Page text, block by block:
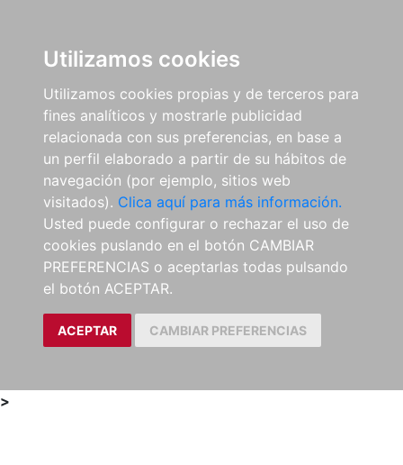
Utilizamos cookies
Utilizamos cookies propias y de terceros para
fines analíticos y mostrarle publicidad
relacionada con sus preferencias, en base a
un perfil elaborado a partir de su hábitos de
navegación (por ejemplo, sitios web
visitados). Clica aquí para más información.
Usted puede configurar o rechazar el uso de
cookies puslando en el botón CAMBIAR
PREFERENCIAS o aceptarlas todas pulsando
el botón ACEPTAR.
ACEPTAR CAMBIAR PREFERENCIAS
>